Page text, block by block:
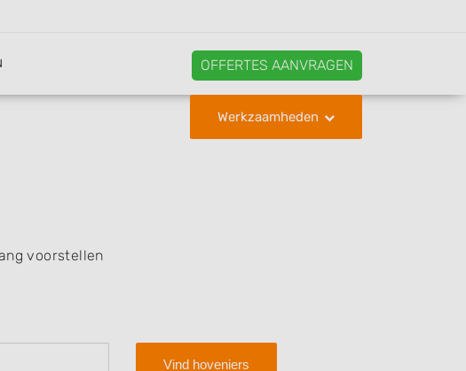
OFFERTES AANVRAGEN
Werkzaamheden
voorstellen
Vind hoveniers